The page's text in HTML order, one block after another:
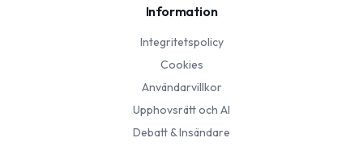
Information
Integritetspolicy
Cookies
Användarvillkor
Upphovsrätt och AI
Debatt & Insändare